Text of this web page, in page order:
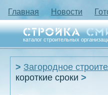
Главная Новости
каталог строительных
Загородное
короткие сроки